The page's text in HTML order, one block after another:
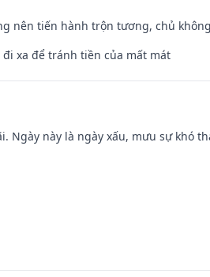
nên tiến hành trộn tương, chủ
đi xa để tránh tiền của mất mát
này là ngày xấu, mưu sự khó